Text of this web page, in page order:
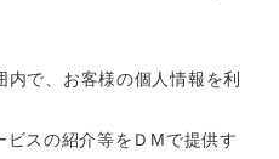
で、お客様の個人情報を利
ビスの紹介等をＤМで提供す